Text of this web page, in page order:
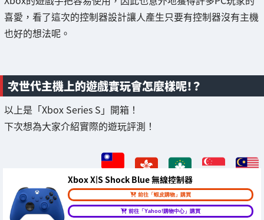
喜愛，看了這次的控制器設計讓人產生只要有控制器沒有主機
也好的想法呢。
次世代主機上的遊戲實玩會怎麼樣呢！？
以上是「Xbox Series S」開箱！
下次想為大家介紹實際的遊玩評測！
Xbox X|S Shock Blue 無線控制器
前往「蝦皮購物」購買
前往「Yahoo!購物中心」購買